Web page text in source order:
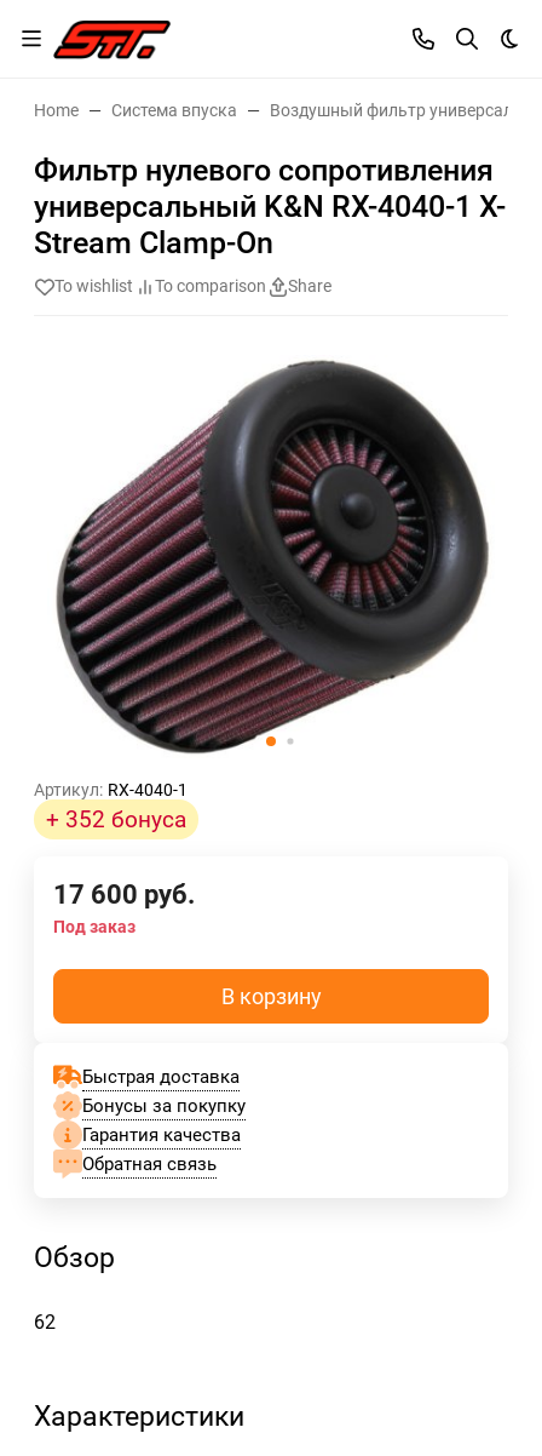
Home Система впуска Воздушный фильтр
Фильтр нулевого сопротивления
универсальный K&N RX-4040-1 X-
Stream Clamp-On
To wishlist To comparison Share
Артикул: RX-4040-1
+ 352 бонуса
17 600 руб.
Под заказ
В корзину
Быстрая доставка
Бонусы за покупку
Гарантия качества
Обратная связь
Обзор
62
Характеристики